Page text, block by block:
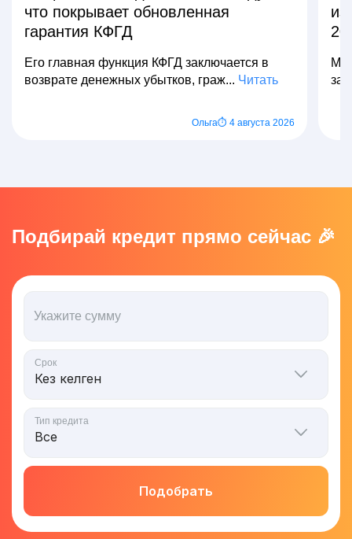
что покрывает обновленная
гарантия КФГД
Его главная функция КФГД заключается в
возврате денежных убытков, граж... Читать
Ольга⏱ 4 августа 2026
Подбирай кредит прямо сейчас 🎉
Укажите сумму
Срок
Тип кредита
Подобрать